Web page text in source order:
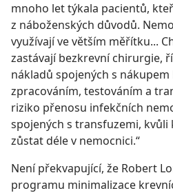
mnoho let týkala pacientů,
z náboženských důvodů.
využívají ve větším měřítku...
zastávají bezkrevní chirurgie,
nákladů spojených s
zpracováním, testováním a
riziko přenosu infekčních
spojených s transfuzemi,
zůstat déle v nemocnici.“
Není překvapující, že Robert
programu minimalizace